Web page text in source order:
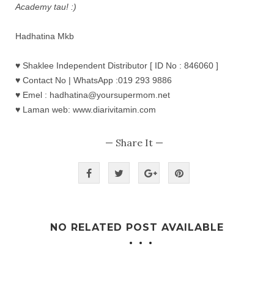
Academy tau! :)
Hadhatina Mkb
♥ Shaklee Independent Distributor [ ID No : 846060 ]
♥ Contact No | WhatsApp :019 293 9886
♥ Emel : hadhatina@yoursupermom.net
♥ Laman web: www.diarivitamin.com
— Share It —
NO RELATED POST AVAILABLE